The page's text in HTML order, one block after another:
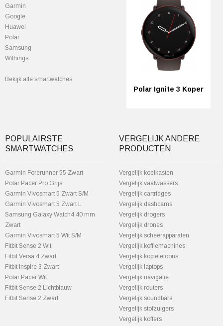
Garmin
Google
Huawei
Polar
Samsung
Withings
Bekijk alle smartwatches
Polar Ignite 3 Koper
POPULAIRSTE
SMARTWATCHES
Garmin Forerunner 55 Zwart
Polar Pacer Pro Grijs
Garmin Vivosmart 5 Zwart S/M
Garmin Vivosmart 5 Zwart L
Samsung Galaxy Watch4 40 mm
Zwart
Garmin Vivosmart 5 Wit S/M
Fitbit Sense 2 Wit
Fitbit Versa 4 Zwart
Fitbit Inspire 3 Zwart
Polar Pacer Wit
Fitbit Sense 2 Lichtblauw
Fitbit Sense 2 Zwart
VERGELIJK ANDERE
PRODUCTEN
Vergelijk koelkasten
Vergelijk vaatwassers
Vergelijk cartridges
Vergelijk dashcams
Vergelijk drogers
Vergelijk drones
Vergelijk scheerapparaten
Vergelijk koffiemachines
Vergelijk koptelefoons
Vergelijk laptops
Vergelijk navigatie
Vergelijk routers
Vergelijk soundbars
Vergelijk stofzuigers
Vergelijk koffers